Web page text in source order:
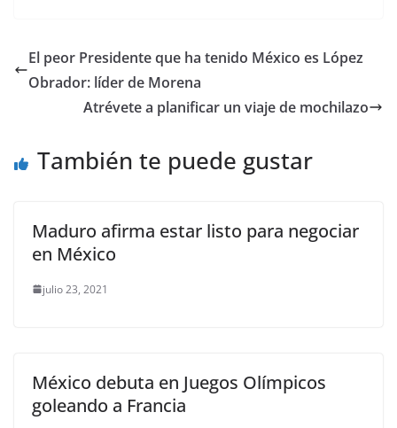
e
b
k
er l s
A
p
y
n
gr
m
e
El peor Presidente que ha tenido México es López
Obrador: líder de Morena
Atrévete a planificar un viaje de mochilazo
También te puede gustar
Maduro afirma estar listo para negociar
en México
julio 23, 2021
México debuta en Juegos Olímpicos
goleando a Francia